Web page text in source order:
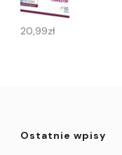
20,99zł
Ostatnie wpisy